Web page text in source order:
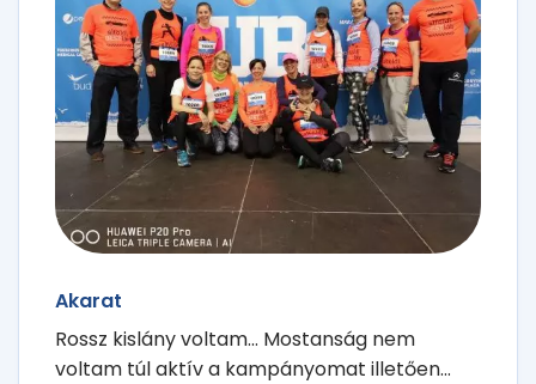
Akarat
Rossz kislány voltam... Mostanság nem
voltam túl aktív a kampányomat illetően...